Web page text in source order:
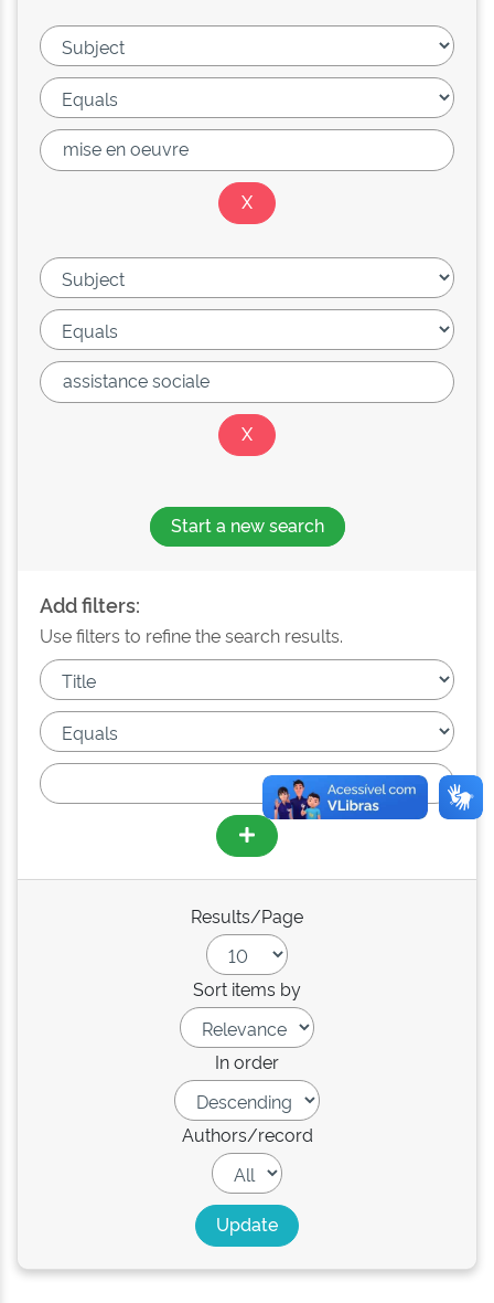
Start a new search
Add filters:
Use filters to refine the search results.
Results/Page
Sort items by
In order
Authors/record